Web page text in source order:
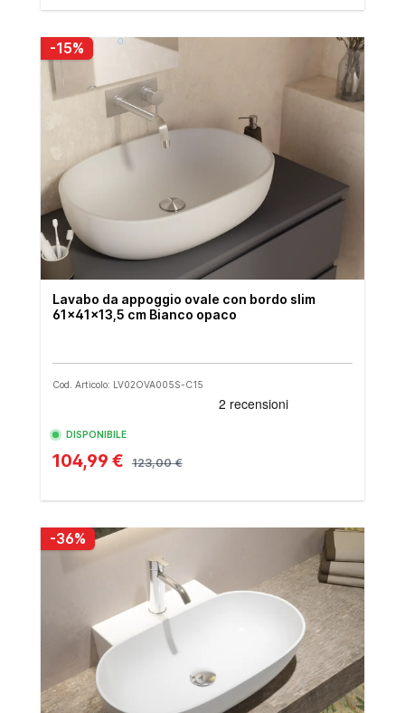
-15%
Lavabo da appoggio ovale con bordo slim
61x41x13,5 cm Bianco opaco
Cod. Articolo: LV02OVA005S-C15
DISPONIBILE
104,99 € 123,00 €
-36%